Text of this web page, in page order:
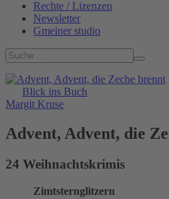
Rechte / Lizenzen
Newsletter
Gmeiner studio
Blick ins Buch
Margit Kruse
Advent, Advent, die
24 Weihnachtskrimis
Zimtsternglitzern